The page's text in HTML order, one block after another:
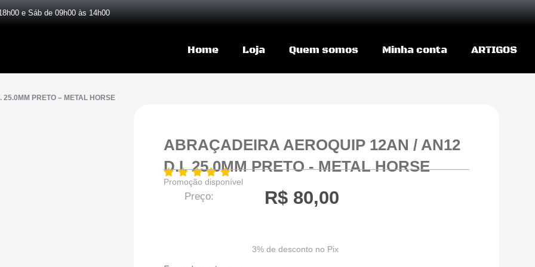
e Sáb de 09h00 às 14h00
Home Loja Quem somos Minha conta ARTIGOS
PRETO – METAL HORSE
ABRAÇADEIRA AEROQUIP 12AN / AN12
D.I. 25.0MM PRETO - METAL HORSE
Promoção disponível
Preço: R$80,00
3% de desconto no Pix